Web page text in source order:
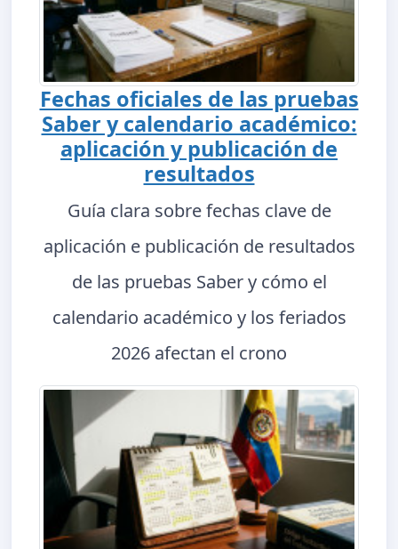
Fechas oficiales de las pruebas
Saber y calendario académico:
aplicación y publicación de
resultados
Guía clara sobre fechas clave de
aplicación e publicación de resultados
de las pruebas Saber y cómo el
calendario académico y los feriados
2026 afectan el crono